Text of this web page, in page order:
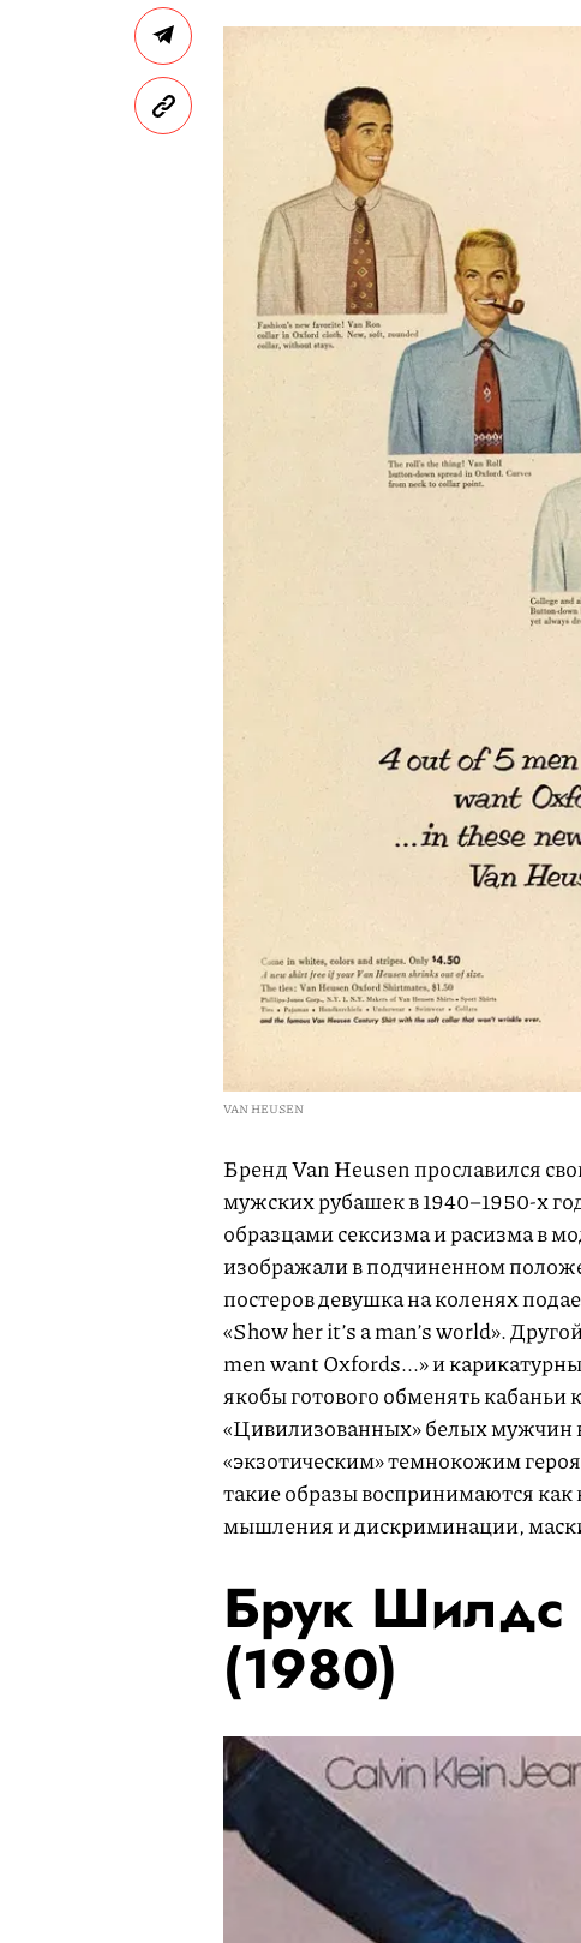
VAN HEUSEN
Бренд Van Heusen прославился
мужских рубашек в 1940–1950-х
образцами сексизма и расизма в
изображали в подчиненном
постеров девушка на коленях
«Show her it’s a man’s world».
men want Oxfords...» и
якобы готового обменять
«Цивилизованных» белых мужчин
«экзотическим» темнокожим
такие образы воспринимаются
мышления и дискриминации,
Брук Шилдс
(1980)